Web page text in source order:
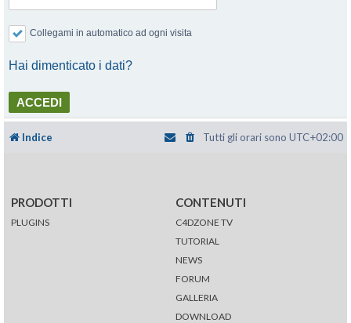
Collegami in automatico ad ogni visita
Hai dimenticato i dati?
Indice Tutti gli orari sono UTC+02:00
PRODOTTI
PLUGINS
CONTENUTI
C4DZONE TV
TUTORIAL
NEWS
FORUM
GALLERIA
DOWNLOAD